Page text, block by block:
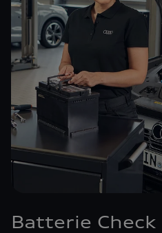
Batterie Check